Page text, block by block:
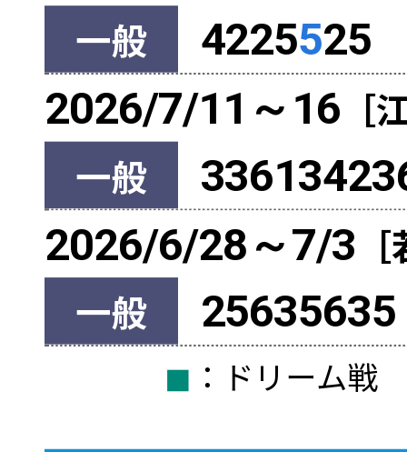
一般
4225525
2026/7/11～16
一般
2026/6/28～7/3
一般
25635635
◼︎ ：ドリーム